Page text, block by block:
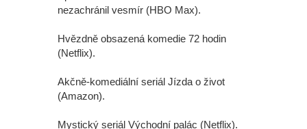
nezachránil vesmír (HBO Max).
Hvězdně obsazená komedie 72 hodin
(Netflix).
Akčně-komediální seriál Jízda o život
(Amazon).
Mystický seriál Východní palác (Netflix).